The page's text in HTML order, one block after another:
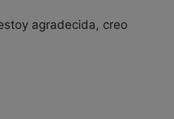
agradecida, creo